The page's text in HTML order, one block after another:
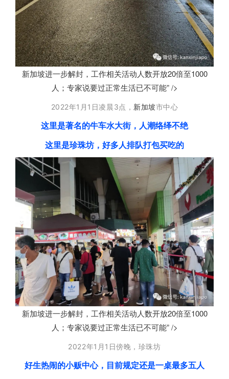
新加坡进一步解封，工作相关活动人数开放20倍至1000
人；专家说要过正常生活已不可能” />
2022年1月1日凌晨3点， 新加坡市中心
这里是著名的牛车水大街，人潮络绎不绝
这里是珍珠坊，好多人排队打包买吃的
新加坡进一步解封，工作相关活动人数开放20倍至1000
人；专家说要过正常生活已不可能” />
2022年1月1日傍晚，珍珠坊
好生热闹的小贩中心，目前规定还是一桌最多五人